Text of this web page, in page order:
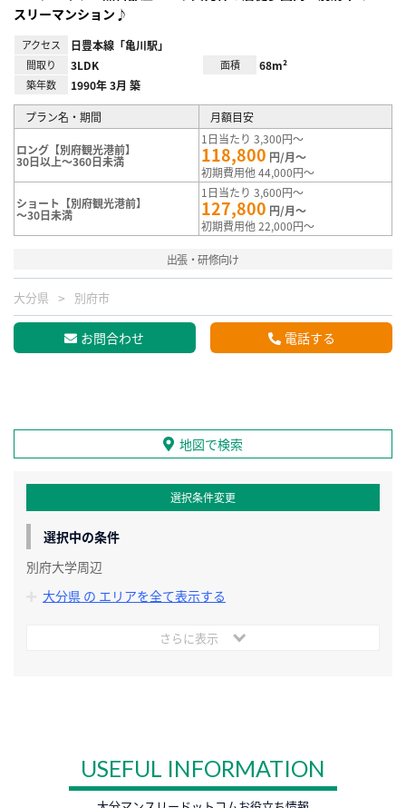
スリーマンション♪
アクセス 日豊本線「亀川駅」
間取り 3LDK 面積 68m²
築年数 1990年 3月 築
プラン名・期間 月額目安
ロング【別府観光港前】
30日以上～360日未満
1日当たり 3,300円～
118,800 円/月～
初期費用他 44,000円～
ショート【別府観光港前】
～30日未満
1日当たり 3,600円～
127,800 円/月～
初期費用他 22,000円～
出張・研修向け
大分県 別府市
お問合わせ 電話する
地図で検索
選択条件変更
選択中の条件
別府大学周辺
大分県 の エリアを全て表示する
さらに表示
USEFUL INFORMATION